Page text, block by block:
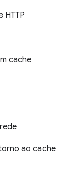
HTTP
cache
ao cache